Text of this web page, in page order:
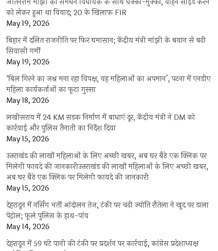
जीतनराम मांझी की समधन विधायक के साथ धक्का-मुक्की, वाहन साइड करने
को लेकर हुआ था विवाद; 20 के खिलाफ FIR
May 19, 2026
बिहार में दलित राजनीति पर फिर घमासान; केंद्रीय मंत्री मांझी के बयान से बढ़ी
सियासी गर्मी
May 19, 2026
‘बिल गिरने का जश्न मना रहा विपक्ष, यह महिलाओं का अपमान’, पटना में एनडीए
महिला कार्यकर्ताओं का फूटा गुस्सा
May 18, 2026
लखीसराय में 24 KM सड़क निर्माण में बाधाएं दूर, केंद्रीय मंत्री ने DM को
कार्रवाई और पुलिस तैनाती का निर्देश दिया
May 15, 2026
उत्तराखंड की लाखों महिलाओं के लिए अच्छी खबर, अब घर बैठे एक क्लिक पर
मिलेगी फायदे की जानकारीउत्तराखंड की लाखों महिलाओं के लिए अच्छी खबर,
अब घर बैठे एक क्लिक पर मिलेगी फायदे की जानकारी
May 15, 2026
देहरादून में नर्सिंग भर्ती आंदोलन तेज, टंकी पर चढ़ी ज्योति रौतेला ने खुद पर डाला
पेट्रोल; फूले पुलिस के हाथ-पांव
May 14, 2026
देहरादून में 59 घंटे पानी की टंकी पर प्रदर्शन पर कार्रवाई, कांग्रेस प्रदेशाध्यक्ष